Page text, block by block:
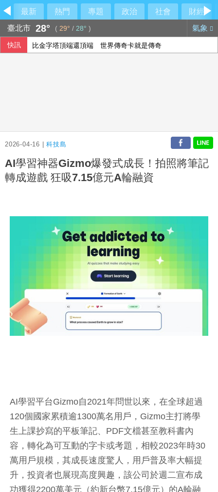
最新 熱門 專題 政治 社會
財經
臺北市 28° ( 29° / 28° ) 氣象
快訊 比金字塔頂端還頂端 世界傳奇卡就是傳奇
2026-04-16 |科技島
AI學習神器Gizmo爆發式成長！拍照將筆記
轉成遊戲 狂吸7.15億元A輪融資
AI學習平台Gizmo自2021年問世以來，在全球超過
120個國家累積逾1300萬名用戶，Gizmo主打將學
生上課抄寫的平板筆記、PDF文檔甚至教科書內
容，轉化為可互動的字卡或考題，相較2023年時30
萬用戶規模，其成長速度驚人，用戶普及率大幅提
升，投資者也展現高度興趣，該公司於週二宣布成
功獲得2200萬美元（約新台幣7.15億元）的A輪融